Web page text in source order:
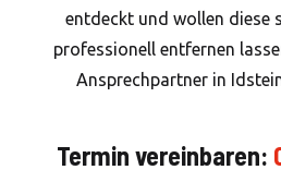
entdeckt und wollen diese
professionell entfernen
Ansprechpartner in
Termin vereinbaren: